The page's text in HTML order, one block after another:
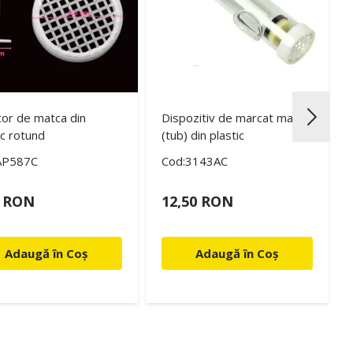
de matca din
rotund
Adaugă în Coș
Dispozitiv de marcat matca
(tub) din plastic
Cod:3143AC
12,50 RON
Adaugă în Coș